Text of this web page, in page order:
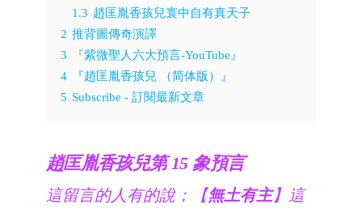
1.3 趙匡胤香孩兒寰中自有真天子
2 推背圖傳奇演譯
3
『紫微聖人六大預言-YouTube』
4
『趙匡胤香孩兒 （简体版）』
5 Subscribe - 訂閱最新文章
趙匡胤香孩兒第 15 象預言
這留言的人有的說；【無土有主】這